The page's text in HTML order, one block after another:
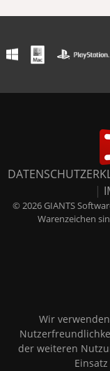
|
© 2026 GIANTS
Warenzeichen
Wir
der weiteren